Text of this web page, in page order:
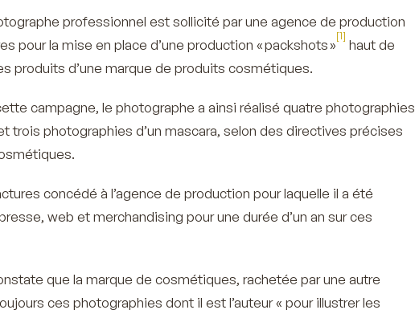
professionnel est sollicité par une agence de production
pour la mise en place d’une production « packshots »
[1]
haut de
produits d’une marque de produits cosmétiques.
campagne, le photographe a ainsi réalisé quatre photographies
trois photographies d’un mascara, selon des directives précises
concédé à l’agence de production pour laquelle il a été
web et merchandising pour une durée d’un an sur ces
que la marque de cosmétiques, rachetée par une autre
ces photographies dont il est l’auteur« pour illustrer les